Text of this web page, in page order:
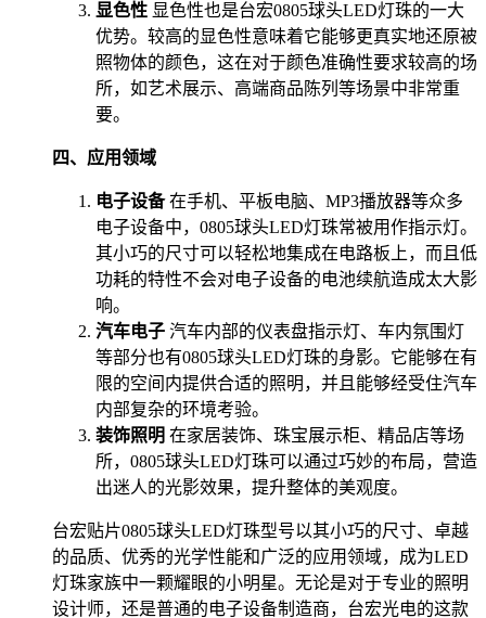
显色性 显色性也是台宏0805球头LED灯珠的一大
优势。较高的显色性意味着它能够更真实地还原被
照物体的颜色，这在对于颜色准确性要求较高的场
所，如艺术展示、高端商品陈列等场景中非常重
要。
四、应用领域
电子设备在手机、平板电脑、MP3播放器等众多
电子设备中，0805球头LED灯珠常被用作指示灯。
其小巧的尺寸可以轻松地集成在电路板上，而且低
功耗的特性不会对电子设备的电池续航造成太大影
响。
汽车电子 汽车内部的仪表盘指示灯、车内氛围灯
等部分也有0805球头LED灯珠的身影。它能够在有
限的空间内提供合适的照明，并且能够经受住汽车
内部复杂的环境考验。
装饰照明 在家居装饰、珠宝展示柜、精品店等场
所，0805球头LED灯珠可以通过巧妙的布局，营造
出迷人的光影效果，提升整体的美观度。
台宏贴片0805球头LED灯珠型号以其小巧的尺寸、卓越
的品质、优秀的光学性能和广泛的应用领域，成为LED
灯珠家族中一颗耀眼的小明星。无论是对于专业的照明
设计师，还是普通的电子设备制造商，台宏光电的这款